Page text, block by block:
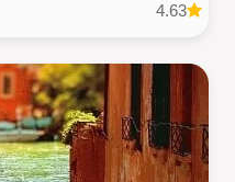
4.63